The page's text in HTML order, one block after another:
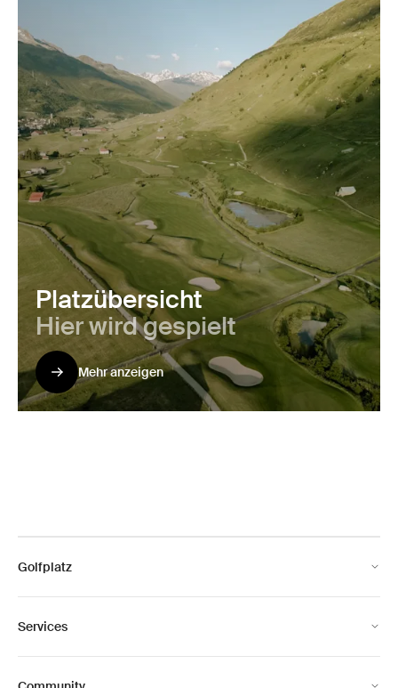
Platzübersicht
Hier wird gespielt
Mehr anzeigen
Golfplatz
Services